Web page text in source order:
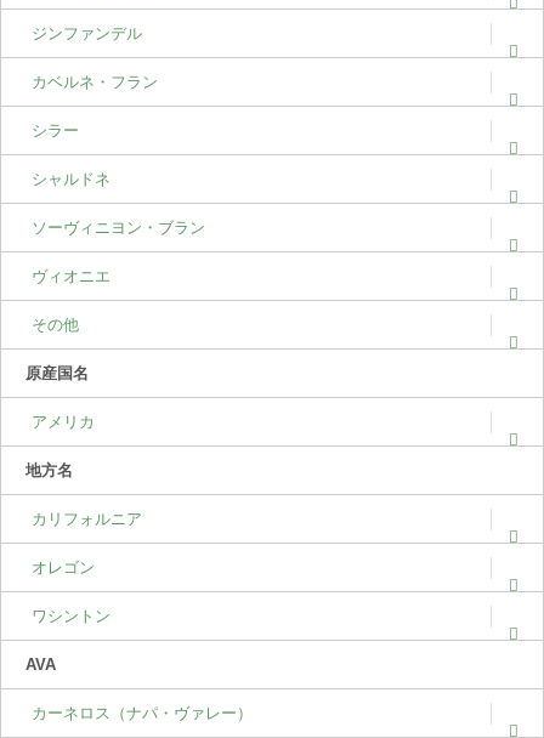
ジンファンデル
カベルネ・フラン
シラー
シャルドネ
ソーヴィニヨン・ブラン
ヴィオニエ
その他
原産国名
アメリカ
地方名
カリフォルニア
オレゴン
ワシントン
AVA
カーネロス（ナパ・ヴァレー）